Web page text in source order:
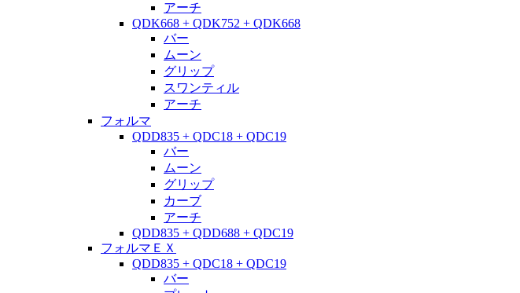
アーチ
QDK668 + QDK752 + QDK668
バー
ムーン
グリップ
スワンティル
アーチ
フォルマ
QDD835 + QDC18 + QDC19
バー
ムーン
グリップ
カーブ
アーチ
QDD835 + QDD688 + QDC19
フォルマＥＸ
QDD835 + QDC18 + QDC19
バー